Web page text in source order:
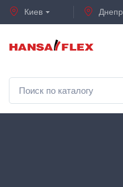
Киев Днепр